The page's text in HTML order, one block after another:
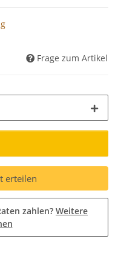
Frage zum Artikel
erteilen
zahlen? Weitere